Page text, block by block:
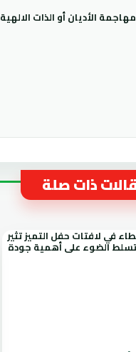
الأديان أو الذات
ذات صلة